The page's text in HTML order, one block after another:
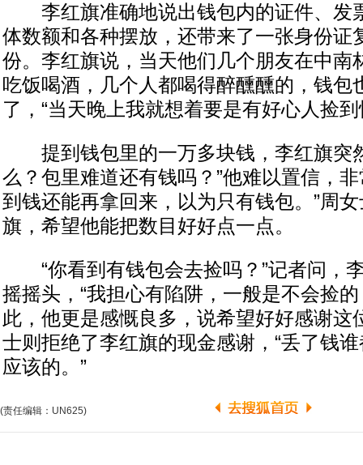
李红旗准确地说出钱包内的证件、发
体数额和各种摆放，还带来了一张身份证
份。李红旗说，当天他们几个朋友在中南
吃饭喝酒，几个人都喝得醉醺醺的，钱包
了，“当天晚上我就想着要是有好心人捡
提到钱包里的一万多块钱，李红旗突
么？包里难道还有钱吗？”他难以置信，
到钱还能再拿回来，以为只有钱包。”周
旗，希望他能把数目好好点一点。
“你看到有钱包会去捡吗？”记者问，
摇摇头，“我担心有陷阱，一般是不会捡
此，他更是感慨良多，说希望好好感谢这
士则拒绝了李红旗的现金感谢，“丢了钱
应该的。”
(责任编辑：UN625)